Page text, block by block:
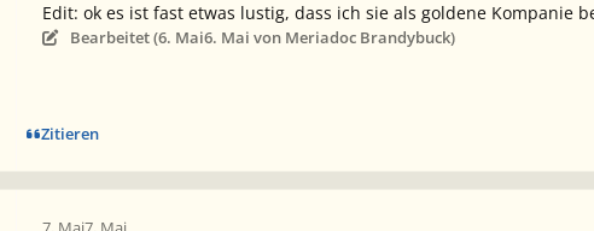
Edit: ok es ist fast etwas lustig, dass ich sie als goldene Kompanie
Bearbeitet (6. Mai6. Mai von Meriadoc Brandybuck)
Zitieren